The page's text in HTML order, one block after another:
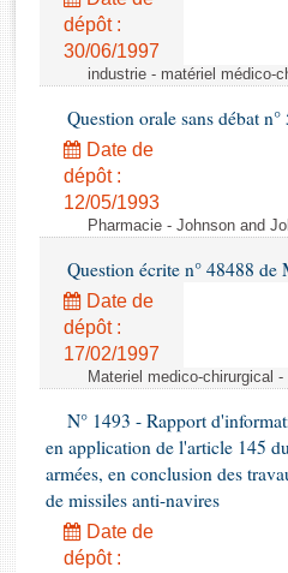
Rapports d'enquête
Rapports législatifs
Dossiers législatifs
Budget et sécurité sociale
Questions écrites et orales
dépôt :
30/06/1997
industrie - matériel médico-
Question orale sans débat
Date de
dépôt :
12/05/1993
Pharmacie - Johnson and
Question écrite n° 48488 de
Date de
dépôt :
17/02/1997
Materiel medico-chirurgical
N° 1493 - Rapport
en application de l'article 145
armées, en conclusion des
de missiles anti-navires
Date de
dépôt :